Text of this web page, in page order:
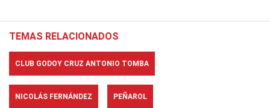
TEMAS RELACIONADOS
CLUB GODOY CRUZ ANTONIO TOMBA
NICOLÁS FERNÁNDEZ PEÑAROL